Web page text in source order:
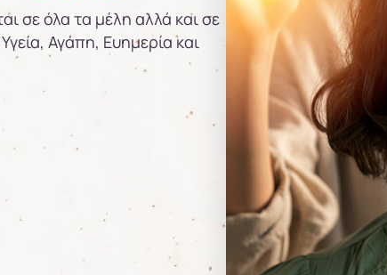
σε όλα τα μέλη αλλά και σε
Αγάπη, Eυημερία και